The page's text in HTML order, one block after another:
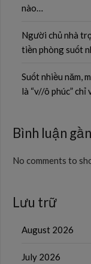
nào…
Người chủ nhà
tiền phòng suốt
Suốt nhiều năm,
là “v//ô phúc”
Bình luận
No comments to
Lưu trữ
August 2026
July 2026